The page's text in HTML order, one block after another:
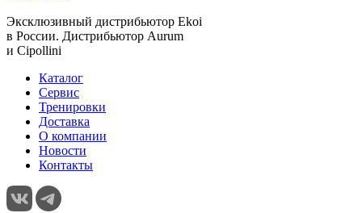
Эксклюзивный дистрибьютор Ekoi
в России. Дистрибьютор Aurum
и Cipollini
Каталог
Сервис
Тренировки
Доставка
О компании
Новости
Контакты